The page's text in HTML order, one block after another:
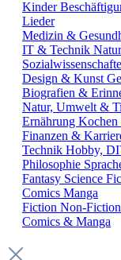
Kinder
Lieder
Medizin &
IT & Technik
Design & Kunst
Biografien &
Natur, Umwelt &
Ernährung Kochen
Finanzen &
Technik Hobby,
Philosophie
Fantasy Science
Comics Manga
Fiction Non-Fiction
Comics & Manga